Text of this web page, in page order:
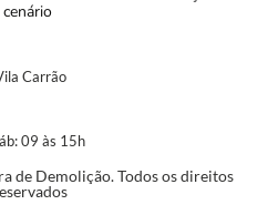
Carrão
09 às 15h
de Demolição. Todos os direitos